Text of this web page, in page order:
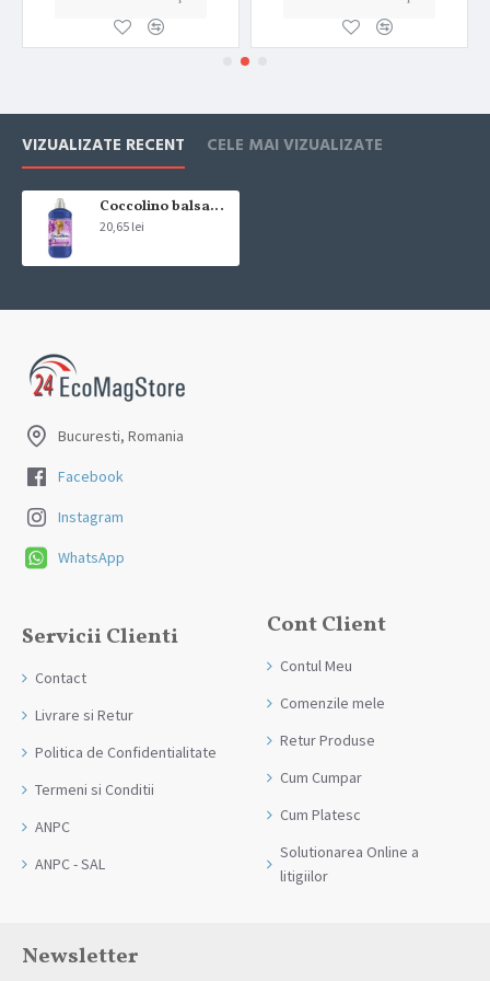
VIZUALIZATE RECENT CELE MAI VIZUALIZATE
Coccolino balsam rufe Purple Orchid & Blueberries 58 spalari 1.45L
20,65 lei
Bucuresti, Romania
Facebook
Instagram
WhatsApp
Servicii Clienti
Contact
Livrare si Retur
Politica de Confidentialitate
Termeni si Conditii
ANPC
ANPC - SAL
Cont Client
Contul Meu
Comenzile mele
Retur Produse
Cum Cumpar
Cum Platesc
Solutionarea Online a
litigiilor
Newsletter